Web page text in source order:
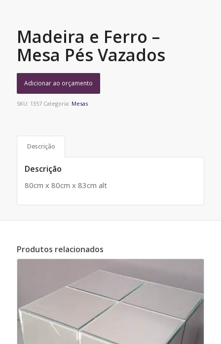
Madeira e Ferro –
Mesa Pés Vazados
Adicionar ao orçamento
SKU: 1357 Categoria: Mesas
Descrição
Descrição
80cm x 80cm x 83cm alt
Produtos relacionados